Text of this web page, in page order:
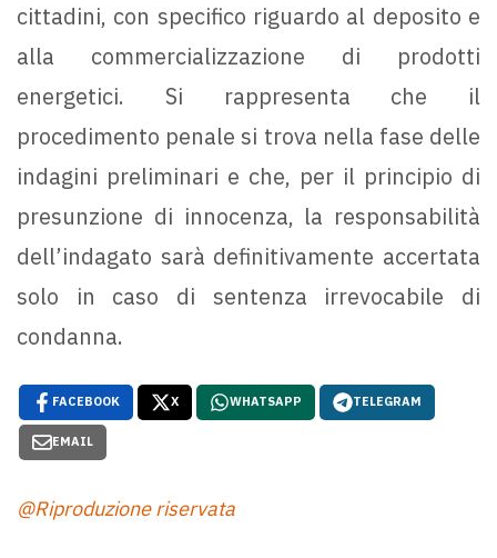
cittadini, con specifico riguardo al deposito e
alla commercializzazione di prodotti
energetici. Si rappresenta che il
procedimento penale si trova nella fase delle
indagini preliminari e che, per il principio di
presunzione di innocenza, la responsabilità
dell’indagato sarà definitivamente accertata
solo in caso di sentenza irrevocabile di
condanna.
FACEBOOK X WHATSAPP TELEGRAM
EMAIL
@Riproduzione riservata